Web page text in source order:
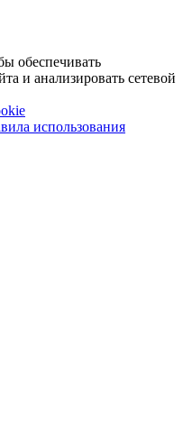
обеспечивать
и анализировать сетевой
использования